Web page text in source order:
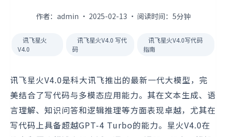
作者：admin · 2025-02-13 · 阅读时间：5分钟
讯飞星火
V4.0
讯飞星火V4.0 写代
码
讯飞星火V4.0写代码
指南
讯飞星火V4.0是科大讯飞推出的最新一代大模型，完
美结合了写代码与多模态应用能力。其在文本生成、语
言理解、知识问答和逻辑推理等方面表现卓越，尤其在
写代码上具备超越GPT-4 Turbo的能力。星火V4.0在